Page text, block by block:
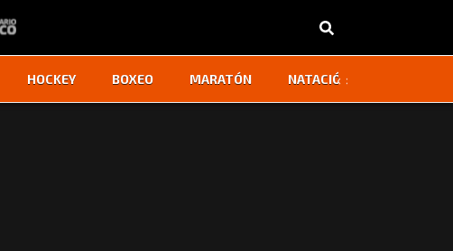
HOCKEY BOXEO MARATÓN NATACIÓN
‹ ›